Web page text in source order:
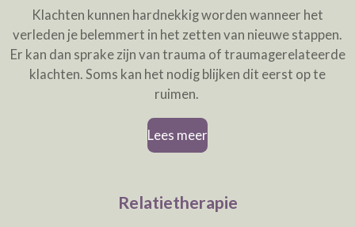
Klachten kunnen hardnekkig worden wanneer het
verleden je belemmert in het zetten van nieuwe stappen.
Er kan dan sprake zijn van trauma of traumagerelateerde
klachten. Soms kan het nodig blijken dit eerst op te
ruimen.
Lees meer
Relatietherapie